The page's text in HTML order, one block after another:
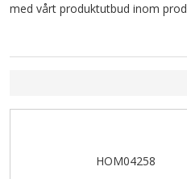
med vårt produktutbud inom
HOM04258